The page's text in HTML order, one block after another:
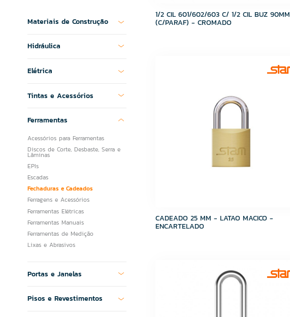
Cozimax
Delta
FABRINOX
Fortlev
Grupo Cedasa
Icasa
Imperatriz Metais
Incopisos
Infibra
JJM GRELHAS
Lucasa
MR. LIT
Materiais de Construção
Hidráulica
Elétrica
Tintas e Acessórios
Ferramentas
Acessórios para Ferramentas
Discos de Corte, Desbaste, Serra e
Lâminas
EPIs
Escadas
Fechaduras e Cadeados
Ferragens e Acessórios
Ferramentas Elétricas
Ferramentas Manuais
Ferramentas de Medição
Lixas e Abrasivos
Portas e Janelas
Pisos e Revestimentos
1/2 CIL 601/602/603 C/ 1/2 CIL BUZ 90MM
(C/PARAF) - CROMADO
CADEADO 25 MM - LATAO MACICO -
ENCARTELADO